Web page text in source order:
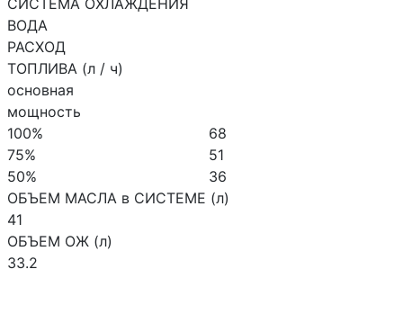
ВОДА
РАСХОД
ТОПЛИВА (л / ч)
основная
мощность
100%
68
75%
51
50%
36
ОБЪЕМ МАСЛА в СИСТЕМЕ (л)
41
ОБЪЕМ ОЖ (л)
33.2